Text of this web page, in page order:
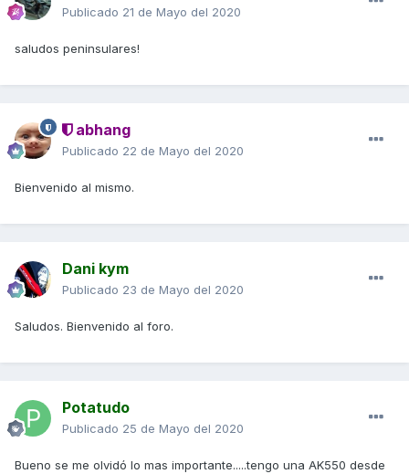
Publicado 21 de Mayo del 2020
saludos peninsulares!
abhang
Publicado 22 de Mayo del 2020
Bienvenido al mismo.
Dani kym
Publicado 23 de Mayo del 2020
Saludos. Bienvenido al foro.
Potatudo
Publicado 25 de Mayo del 2020
Bueno se me olvidó lo mas importante.....tengo una AK550 desde